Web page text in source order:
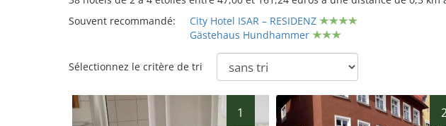
Souvent recommandé:
City Hotel ISAR – RESIDENZ
Gästehaus Hundhammer
Sélectionnez le critère de tri
1